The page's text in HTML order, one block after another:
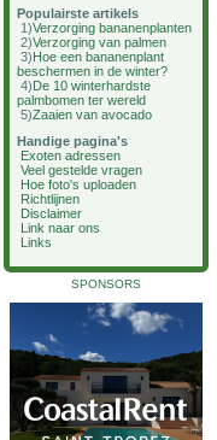
Populairste artikels
1)Verzorging bananenplanten
2)Verzorging van palmen
3)Hoe een bananenplant
beschermen in de winter?
4)De 10 winterhardste
palmbomen ter wereld
5)Zaaien van avocado
Handige pagina's
Exoten adressen
Veel gestelde vragen
Hoe foto's uploaden
Richtlijnen
Disclaimer
Link naar ons
Links
SPONSORS